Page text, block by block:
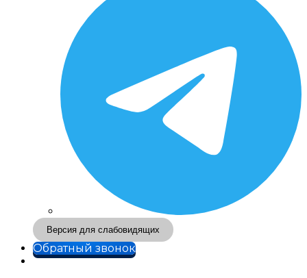
Версия для слабовидящих
Обратный звонок